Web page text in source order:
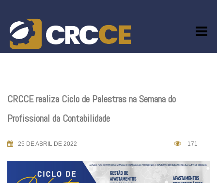
content
CRCCE realiza Ciclo de Palestras na Semana do
Profissional da Contabilidade
25 DE ABRIL DE 2022 171